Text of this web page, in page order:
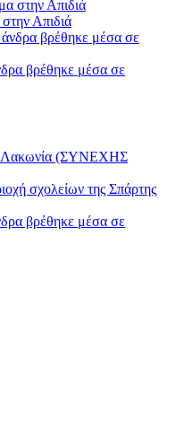
Απιδιά
βρέθηκε μέσα σε
Λακωνία (ΣΥΝΕΧΗΣ
σχολείων της Σπάρτης
βρέθηκε μέσα σε